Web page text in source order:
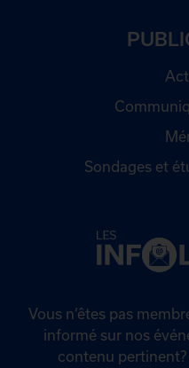
Sondages et
Vous n’êtes pas
informé sur nos
contenu